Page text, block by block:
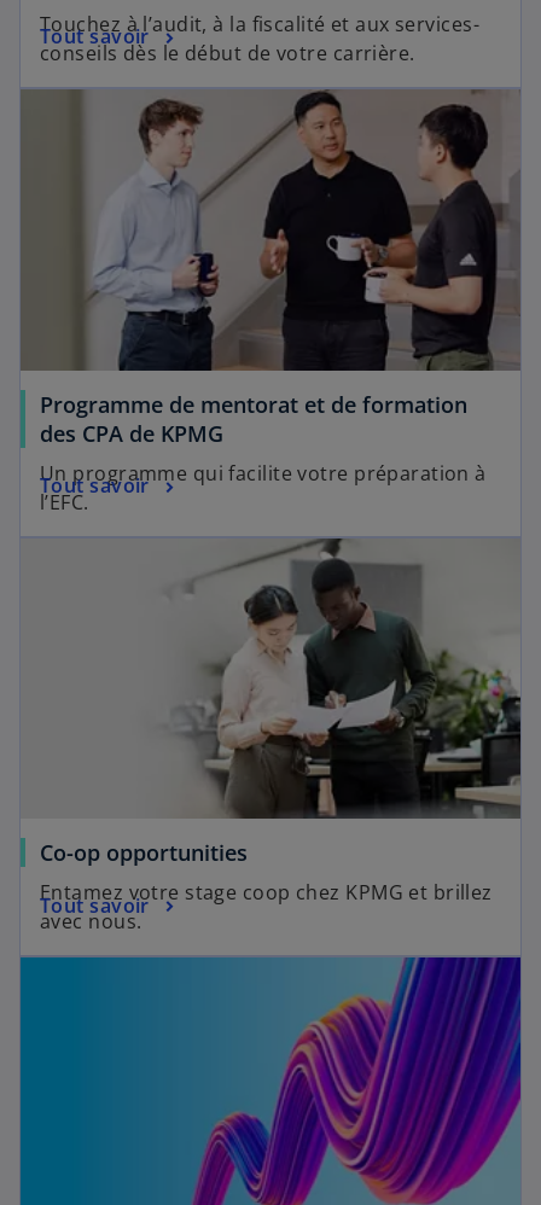
Touchez à l’audit, à la fiscalité et aux services-
conseils dès le début de votre carrière.
Tout savoir
Programme de mentorat et de formation
des CPA de KPMG
Un programme qui facilite votre préparation à
l’EFC.
Tout savoir
Co-op opportunities
Entamez votre stage coop chez KPMG et brillez
avec nous.
Tout savoir